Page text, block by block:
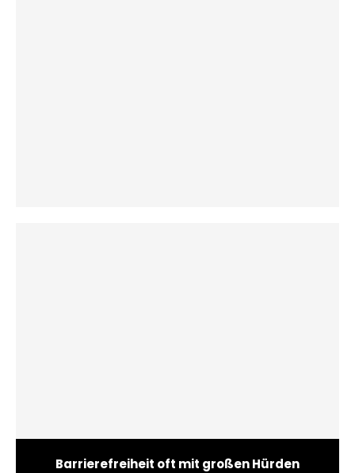
Barrierefreiheit oft mit großen Hürden